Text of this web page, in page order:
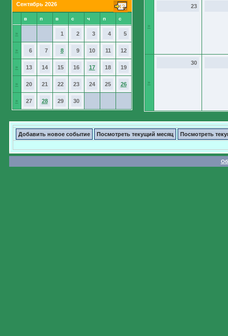
Сентябрь 2026
в п в с ч п с
» 1 2 3 4 5
» 6 7 8 9 10 11 12
» 13 14 15 16 17 18 19
» 20 21 22 23 24 25 26
» 27 28 29 30
»
23
»
30
Добавить новое событие Посмотреть текущий месяц Посмотреть